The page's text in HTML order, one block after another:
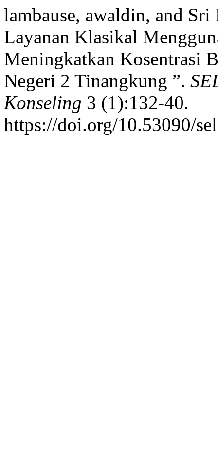
lambause, awaldin, and
Layanan Klasikal
Meningkatkan Kosentrasi
Negeri 2 Tinangkung ”.
Konseling 3 (1):132-40.
https://doi.org/10.53090/